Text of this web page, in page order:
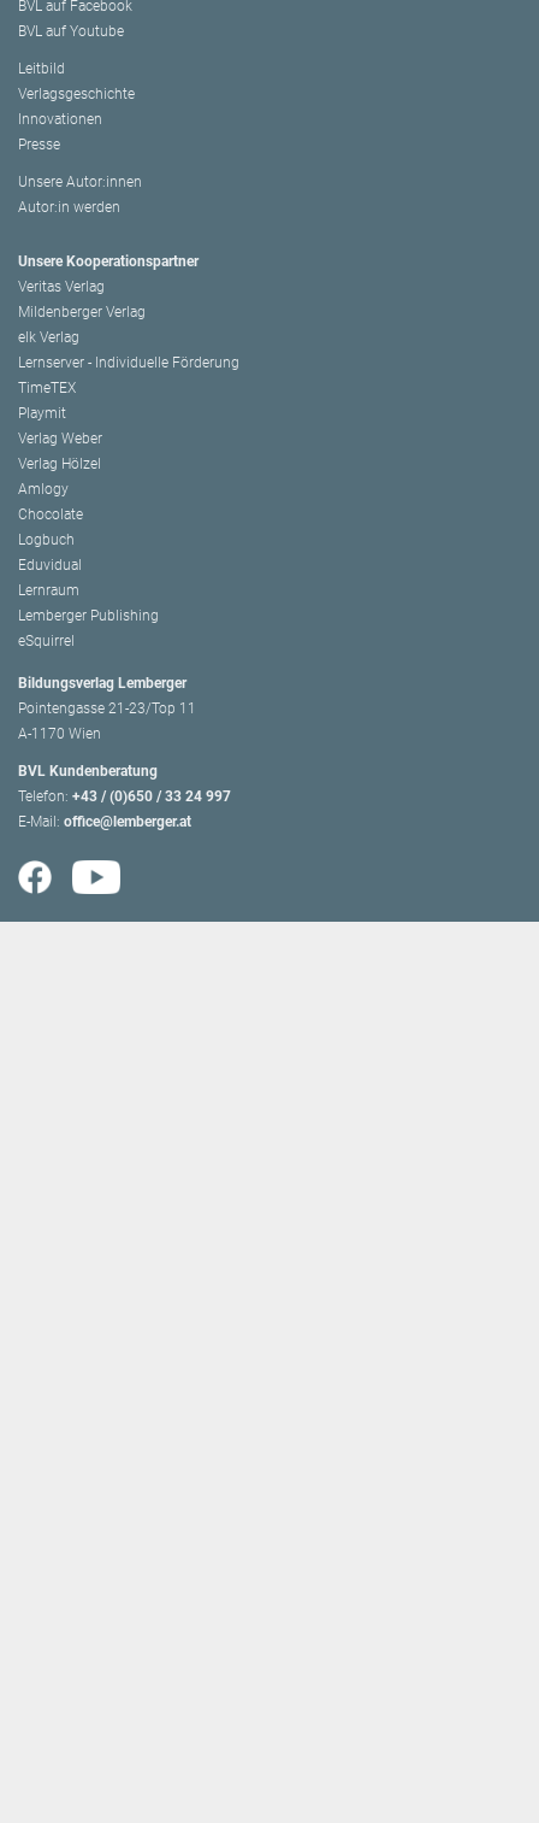
BVL auf Facebook
BVL auf Youtube
Leitbild
Verlagsgeschichte
Innovationen
Presse
Unsere Autor:innen
Autor:in werden
Unsere Kooperationspartner
Veritas Verlag
Mildenberger Verlag
elk Verlag
Lernserver - Individuelle Förderung
TimeTEX
Playmit
Verlag Weber
Verlag Hölzel
Amlogy
Chocolate
Logbuch
Eduvidual
Lernraum
Lemberger Publishing
eSquirrel
Bildungsverlag Lemberger
Pointengasse 21-23/Top 11
A-1170 Wien
BVL Kundenberatung
Telefon: +43 / (0)650 / 33 24 997
E-Mail: office@lemberger.at